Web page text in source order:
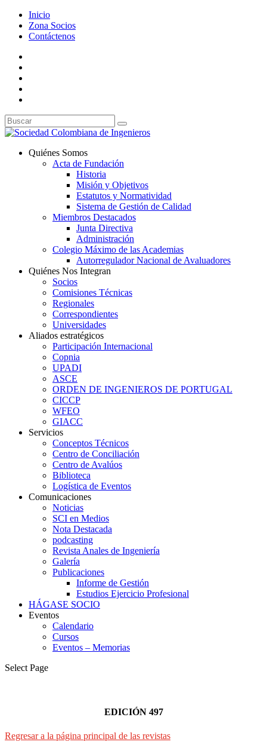
Inicio
Zona Socios
Contáctenos
Quiénes Somos
Acta de Fundación
Historia
Misión y Objetivos
Estatutos y Normatividad
Sistema de Gestión de Calidad
Miembros Destacados
Junta Directiva
Administración
Colegio Máximo de las Academias
Autorregulador Nacional de Avaluadores
Quiénes Nos Integran
Socios
Comisiones Técnicas
Regionales
Correspondientes
Universidades
Aliados estratégicos
Participación Internacional
Copnia
UPADI
ASCE
ORDEN DE INGENIEROS DE PORTUGAL
CICCP
WFEO
GIACC
Servicios
Conceptos Técnicos
Centro de Conciliación
Centro de Avalúos
Biblioteca
Logística de Eventos
Comunicaciones
Noticias
SCI en Medios
Nota Destacada
podcasting
Revista Anales de Ingeniería
Galería
Publicaciones
Informe de Gestión
Estudios Ejercicio Profesional
HÁGASE SOCIO
Eventos
Calendario
Cursos
Eventos – Memorias
Select Page
EDICIÓN 497
Regresar a la página principal de las revistas